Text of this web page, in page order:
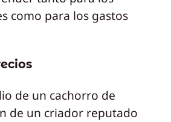
como para los gastos
de un cachorro de
de un criador reputado